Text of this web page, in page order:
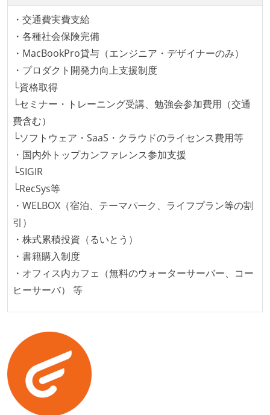
コード品質向上のための取り組み
本番にデプロイされるコードには、全てコードレビュ
ーまたはペアプログラミングを実施している
「リファクタリングは随時行われるべき」という価値
観をメンバー全員が共有しており、日常的に実施して
いる
何らかのコーディング規約をチーム全体で遵守するよ
うにしている
提出されたコードには自動的にリグレッションテスト
が実行される環境が構築されている
テストの実施度
施している
ほとんどの機能に受け入れテストを記述、実施してい
る
機能の実装と同時にテストコードを記述している
アジャイル実践状況
1ヶ月以下の短い期間でのイテレーション開発を実践
している
デイリーでスタンドアップミーティング、またはそれ
・交通費実費支給
・各種社会保険完備
・MacBookPro貸与（エンジニア・デザイナーのみ）
・プロダクト開発力向上支援制度
└資格取得
└セミナー・トレーニング受講、勉強会参加費用（交通
費含む）
└ソフトウェア・SaaS・クラウドのライセンス費用等
・国内外トップカンファレンス参加支援
└SIGIR
└RecSys等
・WELBOX（宿泊、テーマパーク、ライフプラン等の割
引）
・株式累積投資（るいとう）
・書籍購入制度
・オフィス内カフェ（無料のウォーターサーバー、コー
ヒーサーバ） 等